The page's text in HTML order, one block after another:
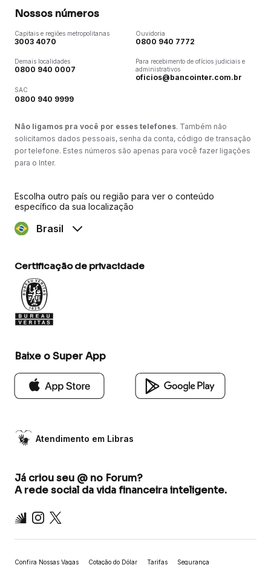
Nossos números
Capitais e regiões metropolitanas
3003 4070
Demais localidades
0800 940 0007
SAC
0800 940 9999
Ouvidoria
0800 940 7772
Para recebimento de ofícios judiciais e
administrativos
oficios@bancointer.com.br
Não ligamos pra você por esses telefones. Também não
solicitamos dados pessoais, senha da conta, código de transação
por telefone. Estes números são apenas para você fazer ligações
para o Inter.
Escolha outro país ou região para ver o conteúdo
específico da sua localização
Brasil
Certificação de privacidade
Baixe o Super App
Atendimento em Libras
Já criou seu @ no Forum?
A rede social da vida financeira inteligente.
Inter Instagram
X
Confira Nossas Vagas Cotação do Dólar Tarifas Segurança